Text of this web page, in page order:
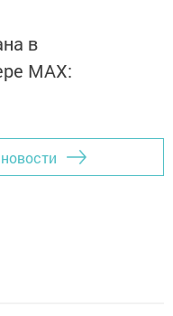
в
MАХ: